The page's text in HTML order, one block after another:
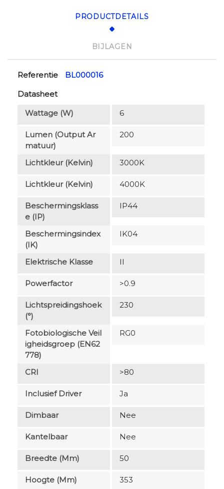
PRODUCTDETAILS
BIJLAGEN
Referentie
BL000016
Datasheet
Wattage (W)
6
Lumen (output Ar
Matuur)
200
Lichtkleur (Kelvin) 3000K
Lichtkleur (Kelvin) 4000K
Beschermingsklass
E (IP)
IP44
Beschermingsindex
(IK)
IK04
Elektrische Klasse II
Powerfactor >0.9
Lichtspreidingshoek
(°)
230
Fotobiologische Veil
Igheidsgroep (EN62
778)
RG0
CRI >80
Inclusief Driver Ja
Dimbaar Nee
Kantelbaar Nee
Breedte (mm) 50
Hoogte (mm) 353